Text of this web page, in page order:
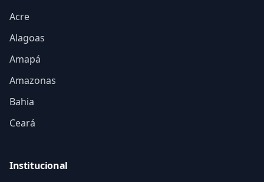
Acre
Alagoas
Amapá
Amazonas
Bahia
Ceará
Institucional